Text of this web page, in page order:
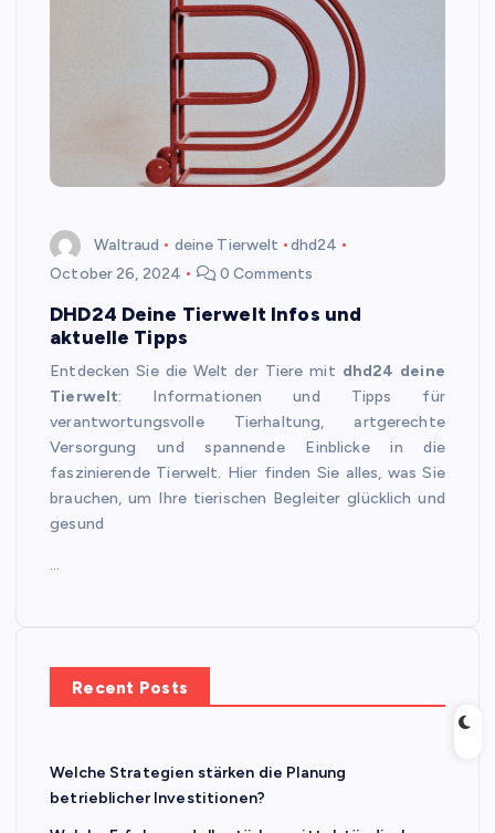
Waltraud deine Tierwelt
dhd24
October 26, 2024
0 Comments
DHD24 Deine Tierwelt Infos und
aktuelle Tipps
Entdecken Sie die Welt der Tiere mit dhd24 deine
Tierwelt: Informationen und Tipps für
verantwortungsvolle Tierhaltung, artgerechte
Versorgung und spannende Einblicke in die
faszinierende Tierwelt. Hier finden Sie alles, was Sie
brauchen, um Ihre tierischen Begleiter glücklich und
gesund
…
Recent Posts
Welche Strategien stärken die Planung
betrieblicher Investitionen?